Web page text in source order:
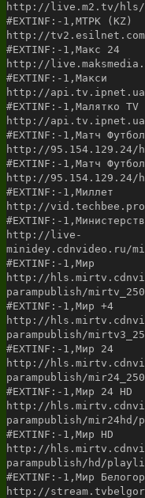
http://live.m2.tv/hls/
#EXTINF:-1,МТРК (KZ)
http://
#EXTINF:-1,Макс 24
http://
#EXTINF:-1,Макси
http://api.tv.ipnet.ua/
#EXTINF:-1,Малятко TV
http://api.tv.ipnet.ua/
#EXTINF:-1,Матч
http://95.154.129.24/
#EXTINF:-1,Матч
http://95.154.129.24/
#EXTINF:-1,Миллет
http://
#EXTINF:-
http://live-
minidey.cdnvideo.ru/
#EXTINF:-1,Мир
http://
parampublish/
#EXTINF:-1,Мир +4
http://
parampublish/
#EXTINF:-1,Мир 24
http://
parampublish/
#EXTINF:-1,Мир 24 HD
http://
parampublish/
#EXTINF:-1,Мир HD
http://
parampublish/hd/
#EXTINF:-1,Мир
http://